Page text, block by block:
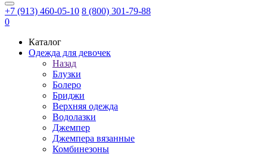
+7 (913) 460-05-10 8 (800) 301-79-88
0
Каталог
Одежда для девочек
Назад
Блузки
Болеро
Бриджи
Верхняя одежда
Водолазки
Джемпер
Джемпера вязанные
Комбинезоны